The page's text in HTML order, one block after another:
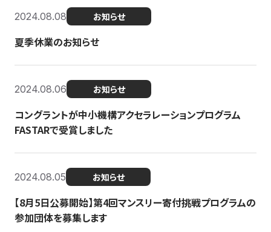
2024.08.08 お知らせ
夏季休業のお知らせ
2024.08.06 お知らせ
コングラントが中小機構アクセラレーションプログラム
FASTARで受賞しました
2024.08.05 お知らせ
【8月5日公募開始】第4回マンスリー寄付挑戦プログラムの
参加団体を募集します